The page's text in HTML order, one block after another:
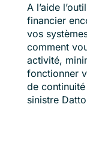
A l’aide
financier
vos
comment
activité,
fonctionner
de
sinistre